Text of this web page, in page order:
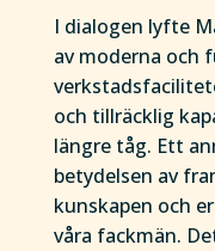
I dialogen lyfte
av moderna och
och tillräcklig
längre tåg. Ett
betydelsen av
kunskapen och
våra fackmän.